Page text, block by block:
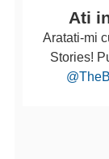
Ati
Aratati-mi
Stories!